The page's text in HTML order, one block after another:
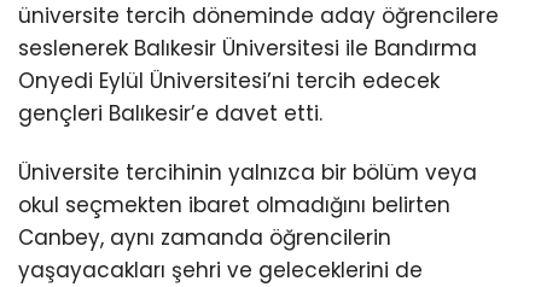
üniversite tercih döneminde aday öğrencilere
seslenerek Balıkesir Üniversitesi ile Bandırma
Onyedi Eylül Üniversitesi’ni tercih edecek
gençleri Balıkesir’e davet etti.
Üniversite tercihinin yalnızca bir bölüm veya
okul seçmekten ibaret olmadığını belirten
Canbey, aynı zamanda öğrencilerin
yaşayacakları şehri ve geleceklerini de